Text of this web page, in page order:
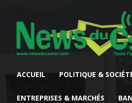
ACCUEIL POLITIQUE &
ENTREPRISES & MARCHÉS